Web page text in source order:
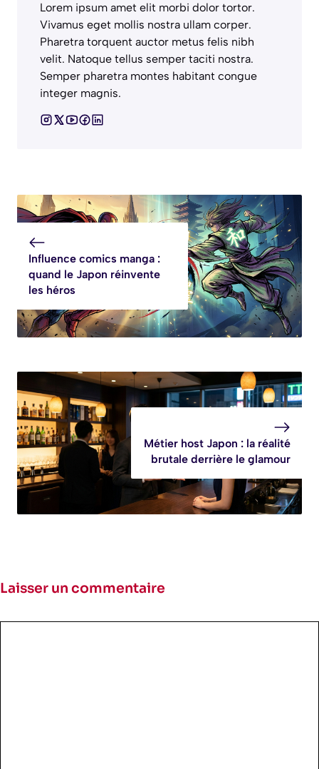
Lorem ipsum amet elit morbi dolor tortor.
Vivamus eget mollis nostra ullam corper.
Pharetra torquent auctor metus felis nibh
velit. Natoque tellus semper taciti nostra.
Semper pharetra montes habitant congue
integer magnis.
Influence comics manga :
quand le Japon réinvente
les héros
Métier host Japon : la réalité
brutale derrière le glamour
Laisser un commentaire